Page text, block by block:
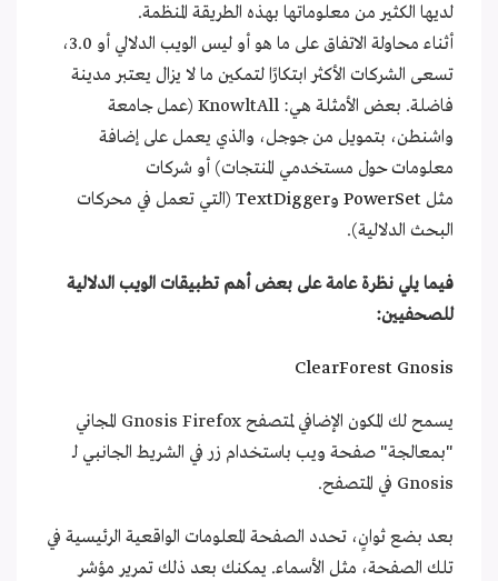
لديها الكثير من معلوماتها بهذه الطريقة المنظمة.
أثناء محاولة الاتفاق على ما هو أو ليس الويب الدلالي أو 3.0،
تسعى الشركات الأكثر ابتكارًا لتمكين ما لا يزال يعتبر مدينة
فاضلة. بعض الأمثلة هي: KnowltAll (عمل جامعة
واشنطن، بتمويل من جوجل، والذي يعمل على إضافة
معلومات حول مستخدمي المنتجات) أو شركات
مثل PowerSet وTextDigger (التي تعمل في محركات
البحث الدلالية).
فيما يلي نظرة عامة على بعض أهم تطبيقات الويب الدلالية
للصحفيين:
ClearForest Gnosis
يسمح لك المكون الإضافي لمتصفح Gnosis Firefox المجاني
"بمعالجة" صفحة ويب باستخدام زر في الشريط الجانبي لـ
Gnosis في المتصفح.
بعد بضع ثوانٍ، تحدد الصفحة المعلومات الواقعية الرئيسية في
تلك الصفحة، مثل الأسماء. يمكنك بعد ذلك تمرير مؤشر